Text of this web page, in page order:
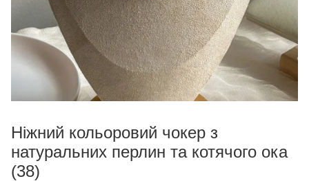
Ніжний кольоровий чокер з
натуральних перлин та котячого ока
(38)